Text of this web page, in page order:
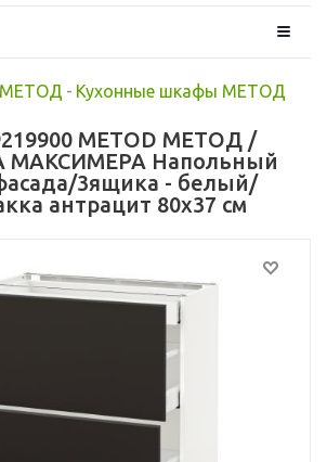
МЕТОД - Кухонные шкафы МЕТОД
METOD МЕТОД /
МАКСИМЕРА Напольный
3ящика - белый/
антрацит 80x37 см